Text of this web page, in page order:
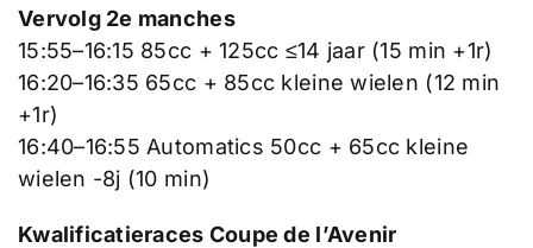
Vervolg 2e manches
15:55–16:15 85cc + 125cc ≤14 jaar (15 min +1r)
16:20–16:35 65cc + 85cc kleine wielen (12 min
+1r)
16:40–16:55 Automatics 50cc + 65cc kleine
wielen -8j (10 min)
Kwalificatieraces Coupe de l’Avenir